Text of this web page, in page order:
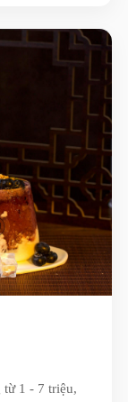
từ 1 - 7 triệu,